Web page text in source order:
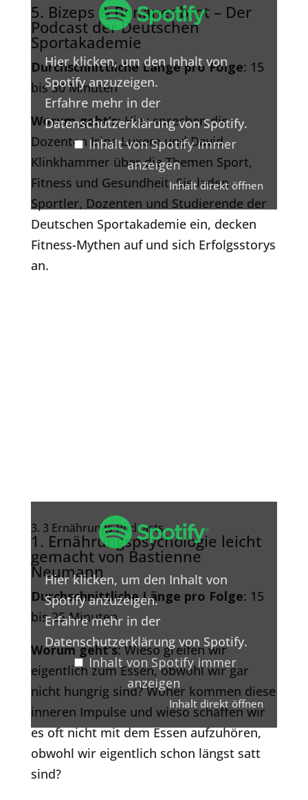
Spotify
anzeigen
Hier klicken, um den Inhalt von
Spotify anzuzeigen.
Erfahre mehr in der
Datenschutzerklärung von Spotify.
Inhalt von Spotify immer
anzeigen
Inhalt direkt öffnen
5. Bizeps & Bananenbrot – Der
Podcast der Deutschen
Sportakademie
Durchschnittliche Länge pro Folge: 15
bis 30 Minuten
Worum geht’s: Hier sprechen die
Dozenten Irina Luxem und David
Klinkhammer über die Themen Sport,
Fitness und Gesundheit. Sie laden
Sportler, Dozenten und Studierende der
Deutschen Sportakademie ein, decken
Fitness-Mythen auf und sich Erfolgsstorys
an.
Spotify
anzeigen
Hier klicken, um den Inhalt von
Spotify anzuzeigen.
Erfahre mehr in der
Datenschutzerklärung von Spotify.
Inhalt von Spotify immer
anzeigen
Inhalt direkt öffnen
3. 3 Ernährungs-Podcasts
1. Ernährungspsychologie leicht
gemacht von Bastienne
Neumann
Durchschnittliche Länge pro Folge: 15
bis 25 Minuten
Worum geht’s: Wieso greifen wir
eigentlich zum Essen, obwohl wir gar
nicht hungrig sind? Woher kommen diese
inneren Impulse und wieso schaffen wir
es oft nicht mit dem Essen aufzuhören,
obwohl wir eigentlich schon längst satt
sind?